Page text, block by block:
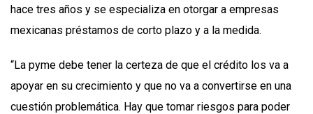
hace tres años y se especializa en otorgar a empresas
mexicanas préstamos de corto plazo y a la medida.
“La pyme debe tener la certeza de que el crédito los va a
apoyar en su crecimiento y que no va a convertirse en una
cuestión problemática. Hay que tomar riesgos para poder